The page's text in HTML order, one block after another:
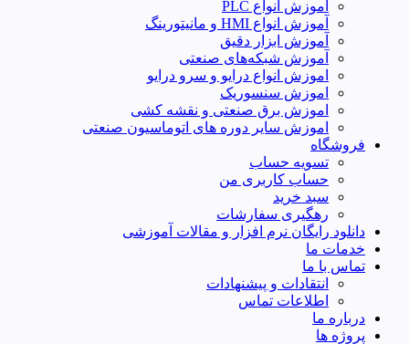
آموزش انواع PLC
آموزش انواع HMI و مانیتورینگ
آموزش ابزار دقیق
آموزش شبکه‌های صنعتی
اموزش انواع درایو و سرو درایو
اموزش سنسوریک
اموزش برق صنعتی و نقشه کشی
اموزش سایر دوره های اتوماسیون صنعتی
فروشگاه
تسویه حساب
حساب کاربری من
سبد خرید
رهگیری سفارشات
دانلود رایگان نرم افزار و مقالات آموزشی
خدمات ما
تماس با ما
انتقادات و پیشنهادات
اطلاعات تماس
درباره ما
پروژه ها